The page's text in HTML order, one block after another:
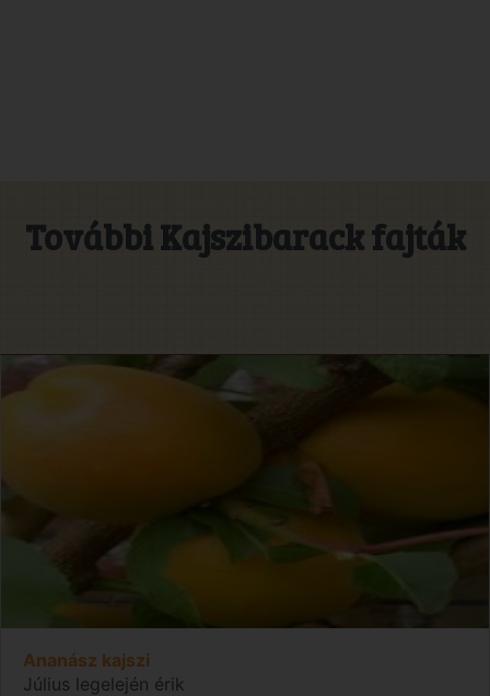
További Kajszibarack fajták
Ananász kajszi
Július legelején érik